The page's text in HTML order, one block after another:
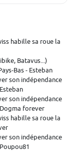
habille sa roue la
Batavus...)
Bas - Esteban
son indépendance
son indépendance
forever
habille sa roue la
son indépendance